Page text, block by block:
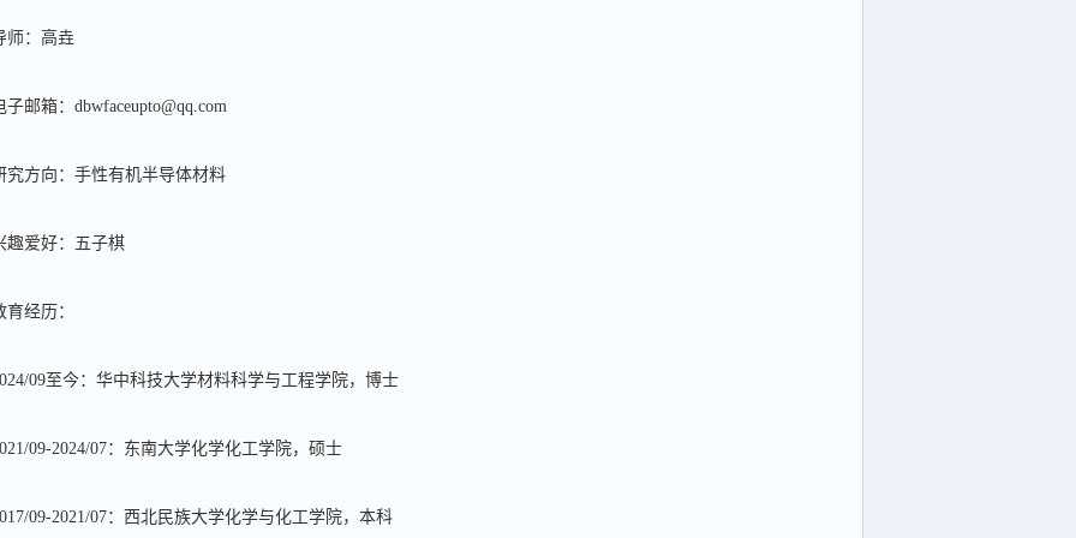
师：高垚
子邮箱： dbwfaceupto@qq.com
究方向：手性有机半导体材料
趣爱好：五子棋
育经历：
09至今：华中科技大学材料科学与工程学院，博士
09-2024/07：东南大学化学化工学院，硕士
09-2021/07：西北民族大学化学与化工学院，本科